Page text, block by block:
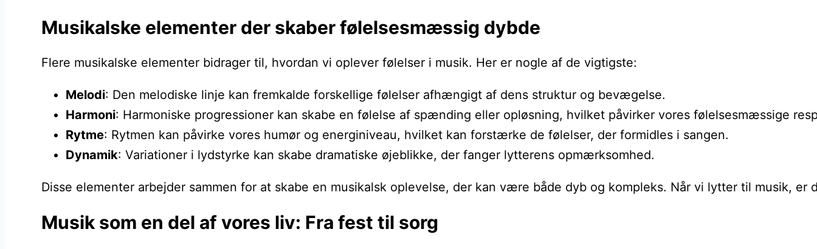
Musikalske elementer der skaber følelsesmæssig dybde
Flere musikalske elementer bidrager til, hvordan vi oplever følelser i musik. Her er nogle af de vigtigste:
Melodi: Den melodiske linje kan fremkalde forskellige følelser afhængigt af dens struktur og bevægelse.
Harmoni: Harmoniske progressioner kan skabe en følelse af spænding eller opløsning, hvilket påvirker vores følelsesmæssige
Rytme: Rytmen kan påvirke vores humør og energiniveau, hvilket kan forstærke de følelser, der formidles i sangen.
Dynamik: Variationer i lydstyrke kan skabe dramatiske øjeblikke, der fanger lytterens opmærksomhed.
Disse elementer arbejder sammen for at skabe en musikalsk oplevelse, der kan være både dyb og kompleks. Når vi lytter til musik,
Musik som en del af vores liv: Fra fest til sorg